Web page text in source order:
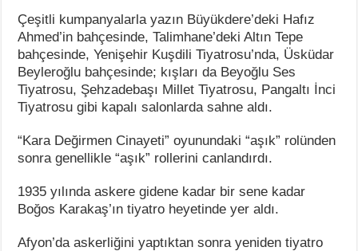
Çeşitli kumpanyalarla yazın Büyükdere’deki Hafız
Ahmed’in bahçesinde, Talimhane’deki Altın Tepe
bahçesinde, Yenişehir Kuşdili Tiyatrosu’nda, Üsküdar
Beyleroğlu bahçesinde; kışları da Beyoğlu Ses
Tiyatrosu, Şehzadebaşı Millet Tiyatrosu, Pangaltı İnci
Tiyatrosu gibi kapalı salonlarda sahne aldı.
“Kara Değirmen Cinayeti” oyunundaki “aşık” rolünden
sonra genellikle “aşık” rollerini canlandırdı.
1935 yılında askere gidene kadar bir sene kadar
Boğos Karakaş’ın tiyatro heyetinde yer aldı.
Afyon’da askerliğini yaptıktan sonra yeniden tiyatro